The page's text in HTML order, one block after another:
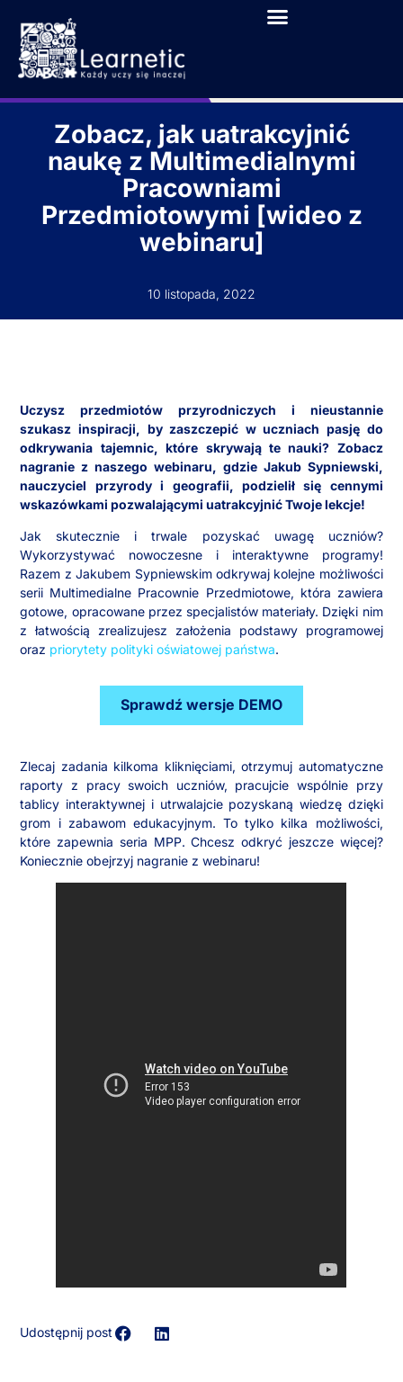
Zobacz, jak uatrakcyjnić
naukę z Multimedialnymi
Pracowniami
Przedmiotowymi [wideo z
webinaru]
10 listopada, 2022
Uczysz przedmiotów przyrodniczych i nieustannie
szukasz inspiracji, by zaszczepić w uczniach pasję do
odkrywania tajemnic, które skrywają te nauki? Zobacz
nagranie z naszego webinaru, gdzie Jakub Sypniewski,
nauczyciel przyrody i geografii, podzielił się cennymi
wskazówkami pozwalającymi uatrakcyjnić Twoje lekcje!
Jak skutecznie i trwale pozyskać uwagę uczniów?
Wykorzystywać nowoczesne i interaktywne programy!
Razem z Jakubem Sypniewskim odkrywaj kolejne możliwości
serii Multimedialne Pracownie Przedmiotowe, która zawiera
gotowe, opracowane przez specjalistów materiały. Dzięki nim
z łatwością zrealizujesz założenia podstawy programowej
oraz priorytety polityki oświatowej państwa.
Sprawdź wersje DEMO
Zlecaj zadania kilkoma kliknięciami, otrzymuj automatyczne
raporty z pracy swoich uczniów, pracujcie wspólnie przy
tablicy interaktywnej i utrwalajcie pozyskaną wiedzę dzięki
grom i zabawom edukacyjnym. To tylko kilka możliwości,
które zapewnia seria MPP. Chcesz odkryć jeszcze więcej?
Koniecznie obejrzyj nagranie z webinaru!
Udostępnij post